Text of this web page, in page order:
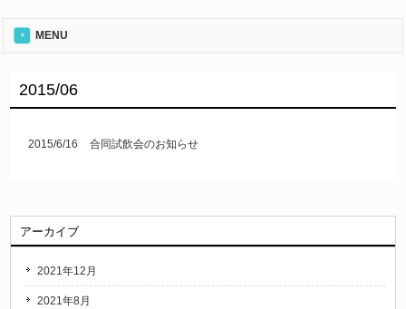
MENU
2015/06
2015/6/16 合同試飲会のお知らせ
アーカイブ
2021年12月
2021年8月